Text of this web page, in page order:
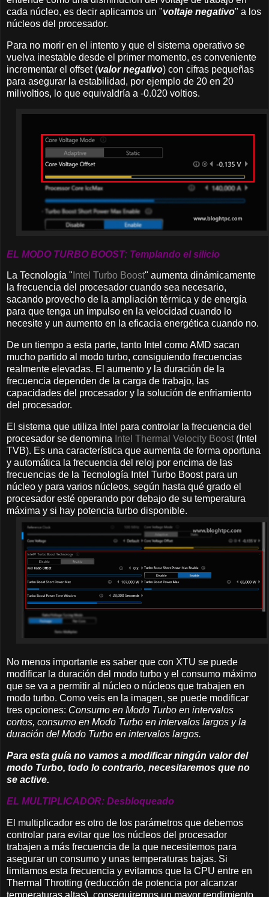
cada núcleo, es decir aplicamos un "voltaje negativo" a los
núcleos del procesador.
Para no morir en el intento y que el sistema operativo se
vuelva inestable desde el primer momento, es conveniente
incrementar el offset (valor negativo) con cifras pequeñas
para asegurar la estabilidad, por ejemplo de 20 en 20
milivoltios, lo que equivaldría a -0.020 voltios.
EL MODO TURBO BOOST: Templando el silicio
La Tecnología " Intel Turbo Boost" aumenta dinámicamente
la frecuencia del procesador cuando sea necesario,
sacando provecho de la ampliación térmica y de energía
para que tenga un impulso en la velocidad cuando lo
necesite y un aumento en la eficacia energética cuando no.
De un tiempo a esta parte, tanto Intel como AMD sacan
mucho partido al modo turbo, consiguiendo frecuencias
realmente elevadas. El aumento y la duración de la
frecuencia dependen de la carga de trabajo, las
capacidades del procesador y la solución de enfriamiento
del procesador.
El sistema que utiliza Intel para controlar la frecuencia del
procesador se denomina Intel Thermal Velocity Boost (Intel
TVB). Es una característica que aumenta de forma oportuna
y automática la frecuencia del reloj por encima de las
frecuencias de la Tecnología Intel Turbo Boost para un
núcleo y para varios núcleos, según hasta qué grado el
procesador esté operando por debajo de su temperatura
máxima y si hay potencia turbo disponible.
No menos importante es saber que con XTU se puede
modificar la duración del modo turbo y el consumo máximo
que se va a permitir al núcleo o núcleos que trabajen en
modo turbo. Como veis en la imagen, se puede modificar
tres opciones: Consumo en Modo Turbo en intervalos
cortos, consumo en Modo Turbo en intervalos largos y la
duración del Modo Turbo en intervalos largos.
Para esta guía no vamos a modificar ningún valor del
modo Turbo, todo lo contrario, necesitaremos que no
se active.
EL MULTIPLICADOR: Desbloqueado
El multiplicador es otro de los parámetros que debemos
controlar para evitar que los núcleos del procesador
trabajen a más frecuencia de la que necesitemos para
asegurar un consumo y unas temperaturas bajas. Si
limitamos esta frecuencia y evitamos que la CPU entre en
Thermal Throtting (reducción de potencia por alcanzar
temperaturas altas), conseguiremos un mayor rendimiento